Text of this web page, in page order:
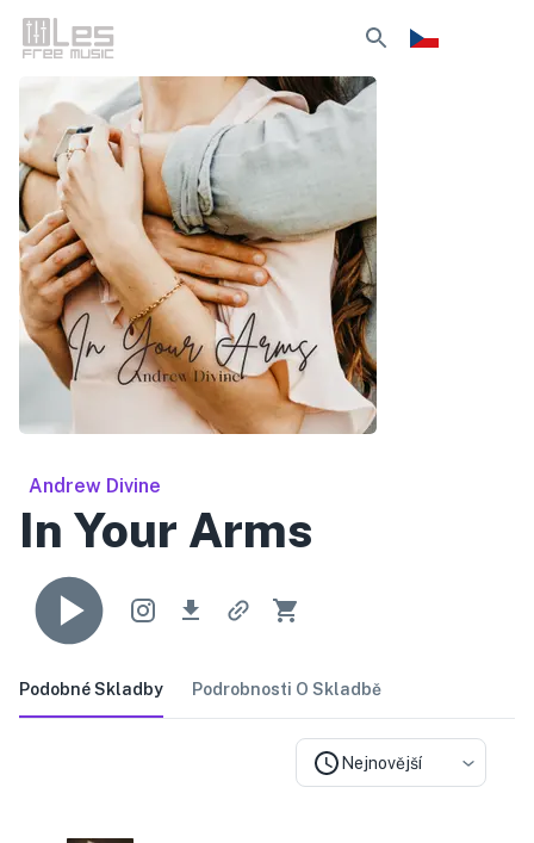
Andrew Divine
In Your Arms
Podobné Skladby Podrobnosti O Skladbě
Nejnovější